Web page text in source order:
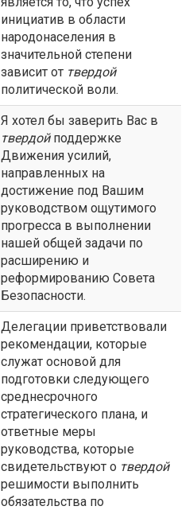
инициатив в области
народонаселения в
значительной степени
зависит от твердой
политической воли.
Я хотел бы заверить Вас в
твердойподдержке
Движения усилий,
направленных на
достижение под Вашим
руководством ощутимого
прогресса в выполнении
нашей общей задачи по
расширению и
реформированию Совета
Безопасности.
Делегации приветствовали
рекомендации, которые
служат основой для
подготовки следующего
среднесрочного
стратегического плана, и
ответные меры
руководства, которые
свидетельствуют о твердой
решимости выполнить
обязательства по